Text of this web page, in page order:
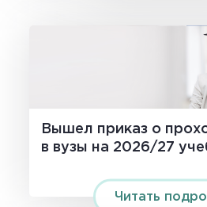
Вышел приказ о
в вузы на 2026/27
Читать